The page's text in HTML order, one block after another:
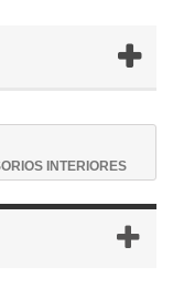
INTERIORES